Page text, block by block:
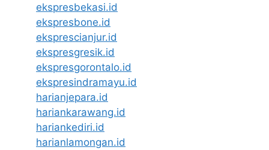
ekspresbekasi.id
ekspresbone.id
eksprescianjur.id
ekspresgresik.id
ekspresgorontalo.id
ekspresindramayu.id
harianjepara.id
hariankarawang.id
hariankediri.id
harianlamongan.id